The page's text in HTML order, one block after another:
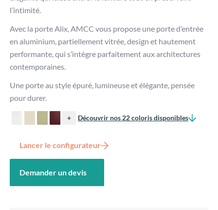
l’intimité.
Avec la porte Alix, AMCC vous propose une porte d’entrée
en aluminium, partiellement vitrée, design et hautement
performante, qui s’intègre parfaitement aux architectures
contemporaines.
Une porte au style épuré, lumineuse et élégante, pensée
pour durer.
+ Découvrir nos 22 coloris disponibles
Lancer le configurateur
Demander un devis